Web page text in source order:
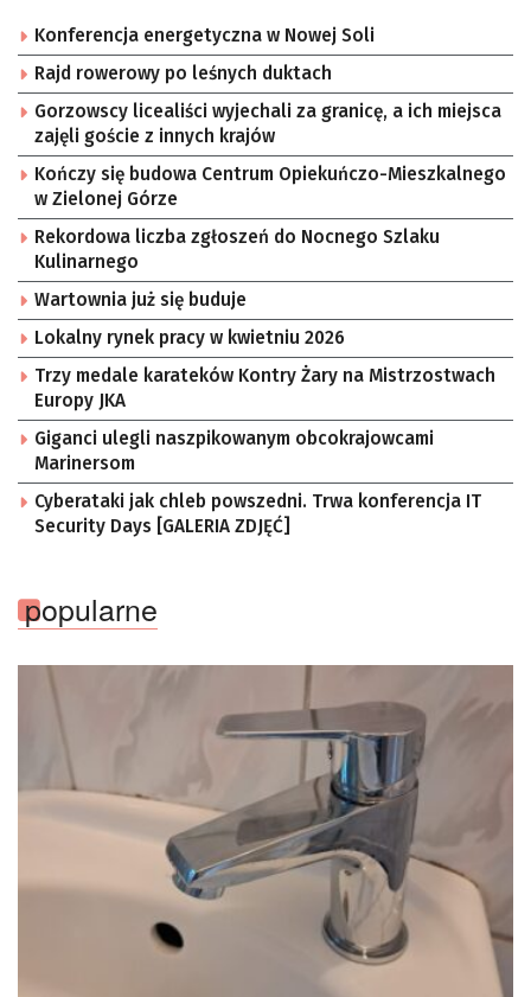
Konferencja energetyczna w Nowej Soli
Rajd rowerowy po leśnych duktach
Gorzowscy licealiści wyjechali za granicę, a ich miejsca
zajęli goście z innych krajów
Kończy się budowa Centrum Opiekuńczo-Mieszkalnego
w Zielonej Górze
Rekordowa liczba zgłoszeń do Nocnego Szlaku
Kulinarnego
Wartownia już się buduje
Lokalny rynek pracy w kwietniu 2026
Trzy medale karateków Kontry Żary na Mistrzostwach
Europy JKA
Giganci ulegli naszpikowanym obcokrajowcami
Marinersom
Cyberataki jak chleb powszedni. Trwa konferencja IT
Security Days [GALERIA ZDJĘĆ]
popularne